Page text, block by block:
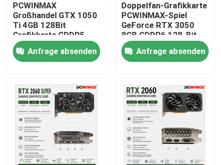
Haus
Produkte
Videos
Über uns
Fabrik-Ausflug
PCWINMAX
Großhandel GTX 1050
Ti 4GB 128Bit
Grafikkarte GDDR5
Low Power GPU mit
HD DP DVI Ausgang
für Desktop
Anfrage absenden
Doppelfan-Grafikkarte
PCWINMAX-Spiel
GeForce RTX 3050
8GB GDDR6 128-Bit
HD/DP PCIe 4 für PC
SpielAnfrage absenden